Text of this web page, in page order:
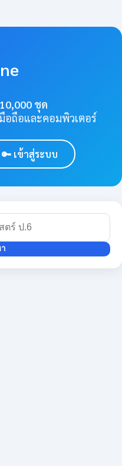
10,000 ชุด
อถือและคอมพิวเตอร์
🔑 เข้าสู่ระบบ